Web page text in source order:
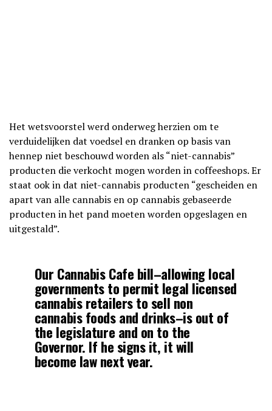
Het wetsvoorstel werd onderweg herzien om te
verduidelijken dat voedsel en dranken op basis van
hennep niet beschouwd worden als “niet-cannabis”
producten die verkocht mogen worden in coffeeshops. Er
staat ook in dat niet-cannabis producten “gescheiden en
apart van alle cannabis en op cannabis gebaseerde
producten in het pand moeten worden opgeslagen en
uitgestald”.
Our Cannabis Cafe bill–allowing local
governments to permit legal licensed
cannabis retailers to sell non
cannabis foods and drinks–is out of
the legislature and on to the
Governor. If he signs it, it will
become law next year.